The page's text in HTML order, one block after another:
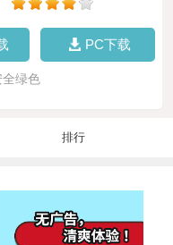
PC下载
绿色
排行